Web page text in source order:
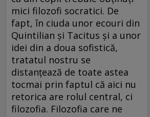
mici filozofi socratici. De
fapt, în ciuda unor ecouri din
Quintilian și Tacitus și a unor
idei din a doua sofistică,
tratatul nostru se
distanțează de toate astea
tocmai prin faptul că aici nu
retorica are rolul central, ci
filozofia. Filozofia care ne